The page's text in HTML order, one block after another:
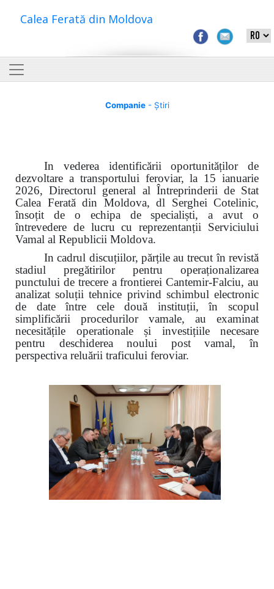
Calea Ferată din Moldova
Companie- Știri
In vederea identificării oportunităților de
dezvoltare a transportului feroviar, la 15 ianuarie
2026, Directorul general al Întreprinderii de Stat
Calea Ferată din Moldova, dl Serghei Cotelinic,
însoțit de o echipa de specialiști, a avut o
întrevedere de lucru cu reprezentanții Serviciului
Vamal al Republicii Moldova.
In cadrul discuțiilor, părțile au trecutîn revistă
stadiul pregătirilor pentru operaționalizarea
punctului de trecere a frontierei Cantemir-Falciu, au
analizat soluții tehnice privind schimbul electronic
de date între cele două instituții, în scopul
simplificării procedurilor vamale, au examinat
necesitățile operationale și investițiile necesare
pentru deschiderea noului post vamal, în
perspectiva reluării traficului feroviar.